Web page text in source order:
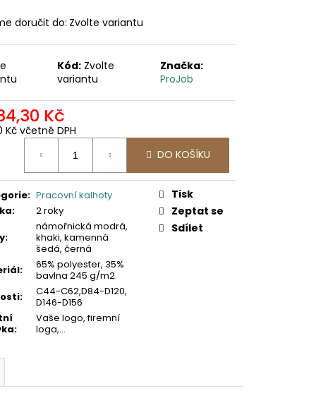
doručit do: Zvolte variantu
Kód: Zvolte
variantu
Značka:
ProJob
Kč
Kč včetně DPH
DO KOŠÍKU
: Pracovní kalhoty
:
2 roky
:
námořnická modrá,
khaki, kamenná
šedá, černá
:
65% polyester, 35%
bavlna 245 g/m2
:
C44-C62,D84-D120,
D146-D156
:
Vaše logo, firemní
loga,...
Tisk
Zeptat se
Sdílet